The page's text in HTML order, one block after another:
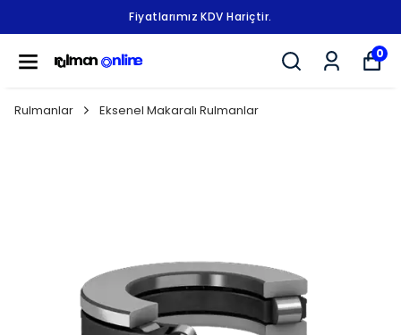
Fiyatlarımız KDV Hariçtir.
0
Rulmanlar Eksenel Makaralı Rulmanlar